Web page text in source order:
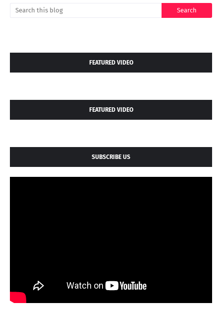
FEATURED VIDEO
FEATURED VIDEO
SUBSCRIBE US